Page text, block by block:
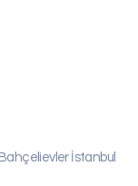
Bahçelievler İstanbul